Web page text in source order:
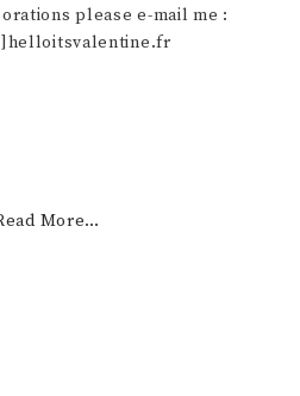
please e-mail me :
More…